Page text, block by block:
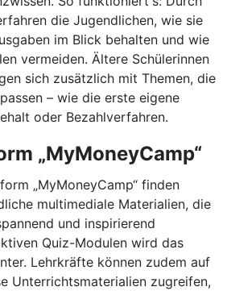
die Jugendlichen, wie sie
im Blick behalten und wie
vermeiden. Ältere Schülerinnen
sich zusätzlich mit Themen, die
– wie die erste eigene
oder Bezahlverfahren.
„MyMoneyCamp“
„MyMoneyCamp“ finden
multimediale Materialien, die
und inspirierend
Quiz-Modulen wird das
Lehrkräfte können zudem auf
Unterrichtsmaterialien zugreifen,